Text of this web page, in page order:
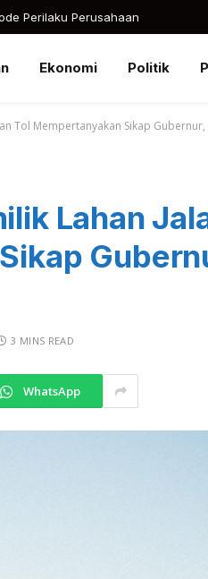
Perilaku Perusahaan
Ekonomi Politik
Tol Mempertanyakan Sikap
Lahan
3 MINS READ
WhatsApp